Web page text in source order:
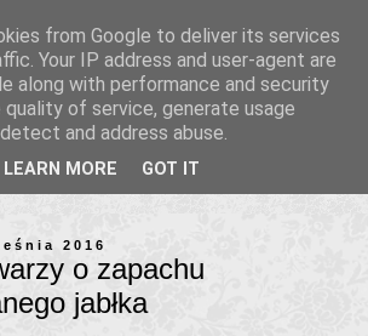
2016
o zapachu
jabłka
from Google to deliver its services
Your IP address and user-agent are
along with performance and security
of service, generate usage
and address abuse.
LEARN MORE GOT IT